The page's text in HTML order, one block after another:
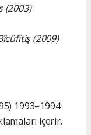
(2003)
(2009)
1993–1994
içerir.